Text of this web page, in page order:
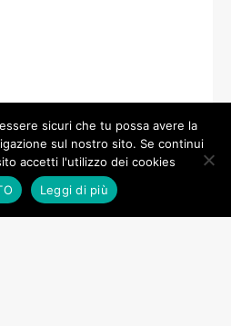
sicuri che tu possa avere la
sul nostro sito. Se continui
accetti l'utilizzo dei cookies
Leggi di più